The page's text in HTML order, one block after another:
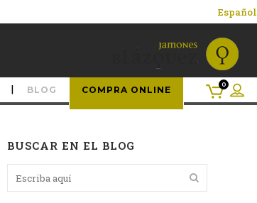
Español
BLOG COMPRA ONLINE
0
BUSCAR EN EL BLOG